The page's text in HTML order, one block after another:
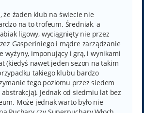
że żaden klub na świecie nie
na to trofeum. Średniak, a
ligowy, wyciągnięty nie przez
Gasperiniego i mądre zarządzanie
wyżyny, imponujący i grą, i wynikami
(kiedyś nawet jeden sezon na takim
takiego klubu bardzo
tego poziomu przez siedem
abstrakcją). Jednak od siedmiu lat bez
Może jednak warto było nie